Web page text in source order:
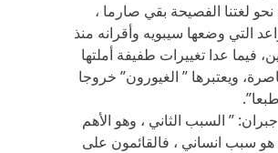
لغتنا الفصيحة بقي صارما ،
التي وضعها سيبويه وأقرانه منذ
فيما عدا تغييرات طفيفة أملتها
ويعتبرها ” الغيورون” خروجا
” السبب الثاني ، وهو الأهم
هو سبب انساني ، فالقائمون على